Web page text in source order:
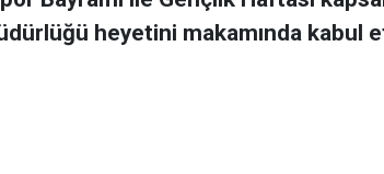
heyetini makamında kabul